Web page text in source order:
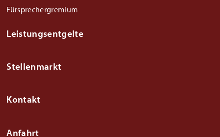
Fürsprechergremium
Leistungsentgelte
Stellenmarkt
Kontakt
Anfahrt